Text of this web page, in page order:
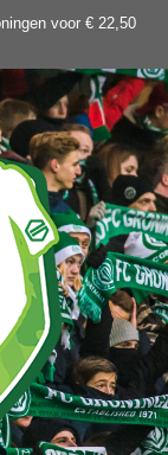
voor € 22,50